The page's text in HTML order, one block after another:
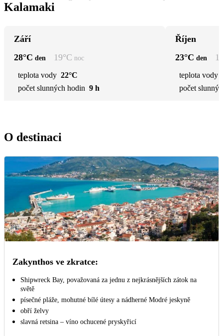
Kalamaki
Září
28°C den 19°C noc
teplota vody 22°C
počet slunných hodin 9 h
Říjen
23°C den
teplota vody
počet
O destinaci
Zakynthos ve zkratce:
Shipwreck Bay, považovaná za jednu z nejkrásnějších zátok na
světě
písečné pláže, mohutné bílé útesy a nádherné Modré jeskyně
obří želvy
slavná retsina – víno ochucené pryskyřicí